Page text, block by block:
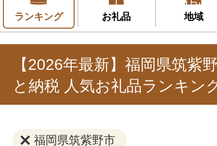
ランキング お礼品 地域
【2026年最新】福岡県筑紫
と納税 人気お礼品ランキン
福岡県筑紫野市